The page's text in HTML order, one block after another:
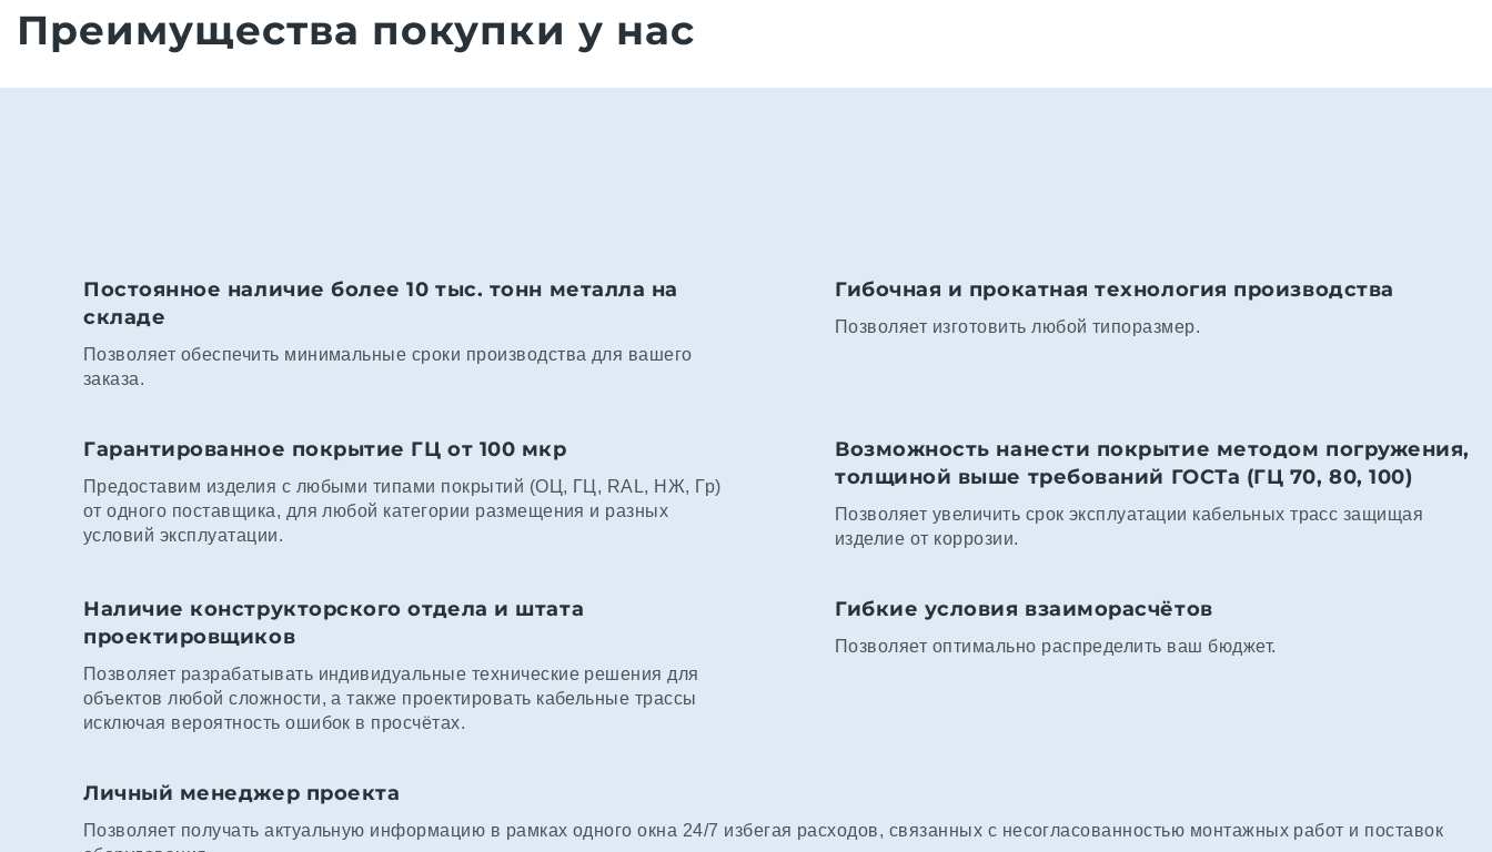
Преимущества покупки у нас
Постоянное наличие более 10 тыс. тонн металла на
складе
Позволяет обеспечить минимальные сроки производства для вашего
заказа.
Гибочная и прокатная технология производства
Позволяет изготовить любой типоразмер.
Гарантированное покрытие ГЦ от 100 мкр
Предоставим изделия с любыми типами покрытий (ОЦ, ГЦ, RAL, НЖ, Гр)
от одного поставщика, для любой категории размещения и разных
условий эксплуатации.
Возможность нанести покрытие методом погружения,
толщиной выше требований ГОСТа (ГЦ 70, 80, 100)
Позволяет увеличить срок эксплуатации кабельных трасс защищая
изделие от коррозии.
Наличие конструкторского отдела и штата
проектировщиков
Позволяет разрабатывать индивидуальные технические решения для
объектов любой сложности, а также проектировать кабельные трассы
исключая вероятность ошибок в просчётах.
Гибкие условия взаиморасчётов
Позволяет оптимально распределить ваш бюджет.
Личный менеджер проекта
Позволяет получать актуальную информацию в рамках одного окна 24/7 избегая расходов, связанных с несогласованностью монтажных работ и поставок